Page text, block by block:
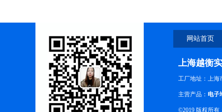
网站首页
上海越衡
工厂地址：上海
主营产品： 电子
©2019 版权所有